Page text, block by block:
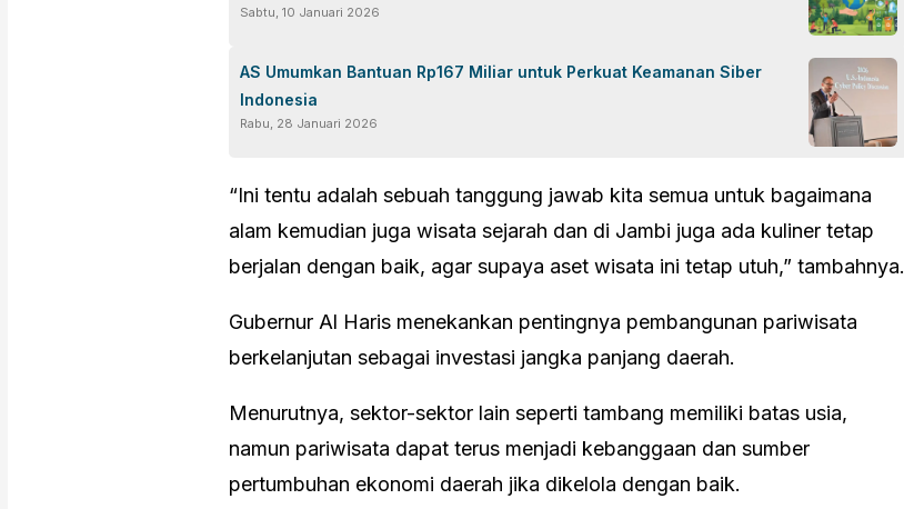
Sabtu, 10 Januari 2026
AS Umumkan Bantuan Rp167 Miliar untuk Perkuat Keamanan Siber
Indonesia
Rabu, 28 Januari 2026
“Ini tentu adalah sebuah tanggung jawab kita semua untuk bagaimana
alam kemudian juga wisata sejarah dan di Jambi juga ada kuliner tetap
berjalan dengan baik, agar supaya aset wisata ini tetap utuh,” tambahnya.
Gubernur Al Haris menekankan pentingnya pembangunan pariwisata
berkelanjutan sebagai investasi jangka panjang daerah.
Menurutnya, sektor-sektor lain seperti tambang memiliki batas usia,
namun pariwisata dapat terus menjadi kebanggaan dan sumber
pertumbuhan ekonomi daerah jika dikelola dengan baik.